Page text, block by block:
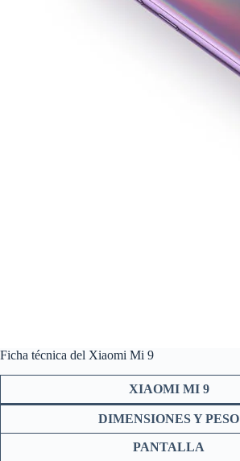
Ficha técnica del Xiaomi Mi 9
XIAOMI MI 9
DIMENSIONES Y PESO
PANTALLA